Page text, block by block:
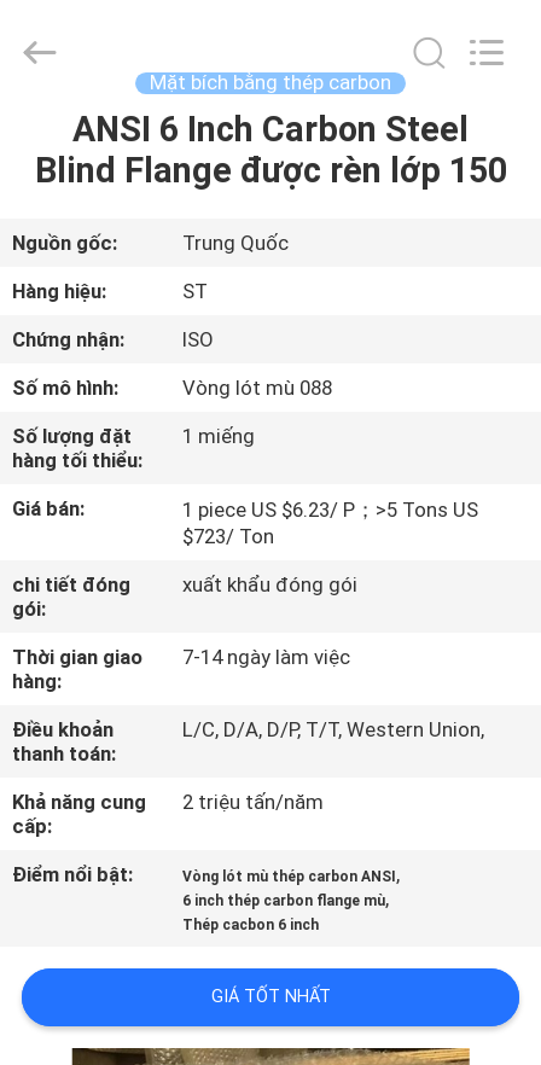
PHẨM
VIDEO
HƯỚNG
DẪN
CHÚNG
TÔI
THAM
QUAN
NHÀ
MÁY
SOÁT
CHẤT
LƯỢNG
Rights
Mặt bích bằng thép carbon
ANSI 6 Inch Carbon Steel
Blind Flange được rèn lớp 150
Nguồn gốc:
Trung Quốc
Hàng hiệu:
ST
Chứng nhận:
ISO
Số mô hình:
Vòng lót mù 088
Số lượng đặt
hàng tối thiểu:
1 miếng
Giá bán:
1 piece US $6.23/ P；>5 Tons US
$723/ Ton
chi tiết đóng
gói:
xuất khẩu đóng gói
Thời gian giao
hàng:
7-14 ngày làm việc
Điều khoản
thanh toán:
L/C, D/A, D/P, T/T, Western Union,
Khả năng cung
cấp:
2 triệu tấn/năm
Điểm nổi bật: Vòng lót mù thép carbon ANSI ,
6 inch thép carbon flange mù,
Thép cacbon 6 inch
GIÁ TỐT NHẤT